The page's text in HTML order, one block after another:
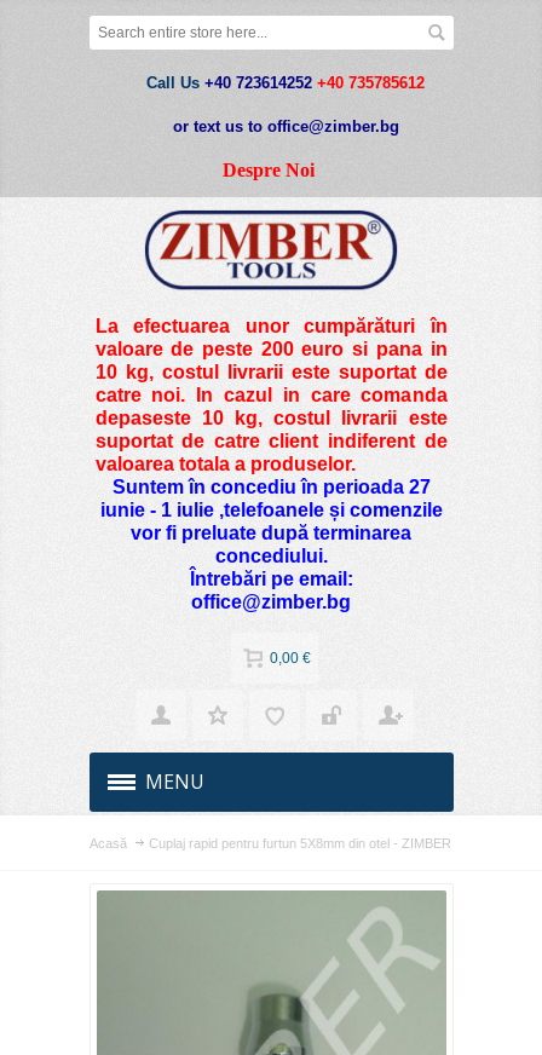
Call Us +40 723614252 +40 735785612
or text us to office@zimber.bg
Despre Noi
La efectuarea unor cumpărături în
valoare de peste200 euro si pana in
10 kg, costul livrarii este suportat de
catre noi. In cazul in care comanda
depaseste 10 kg, costul livrarii este
suportat de catre client indiferent de
valoarea totala a produselor.
Suntem în concediu în perioada 27
iunie - 1 iulie ,telefoanele și comenzile
vor fi preluate după terminarea
concediului.
Întrebări pe email:
office@zimber.bg
0,00 €
MENU
Acasă Cuplaj rapid pentru furtun 5X8mm din otel - ZIMBER